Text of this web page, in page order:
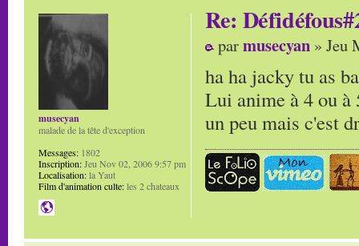
Re:
parmusecyan » Jeu
ha ha jacky tu as
Lui anime à 4 ou
un peu mais c'est
musecyan
malade de la tête d'exception
Messages: 1802
Inscription:Jeu Nov 02, 2006 9:57 pm
Localisation:la Yaut
Film d'animation culte:les 2 chateaux